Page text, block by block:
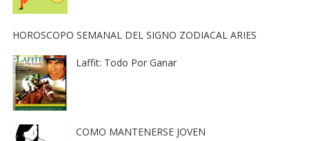
HOROSCOPO SEMANAL DEL SIGNO ZODIACAL ARIES
Laffit: Todo Por Ganar
COMO MANTENERSE JOVEN